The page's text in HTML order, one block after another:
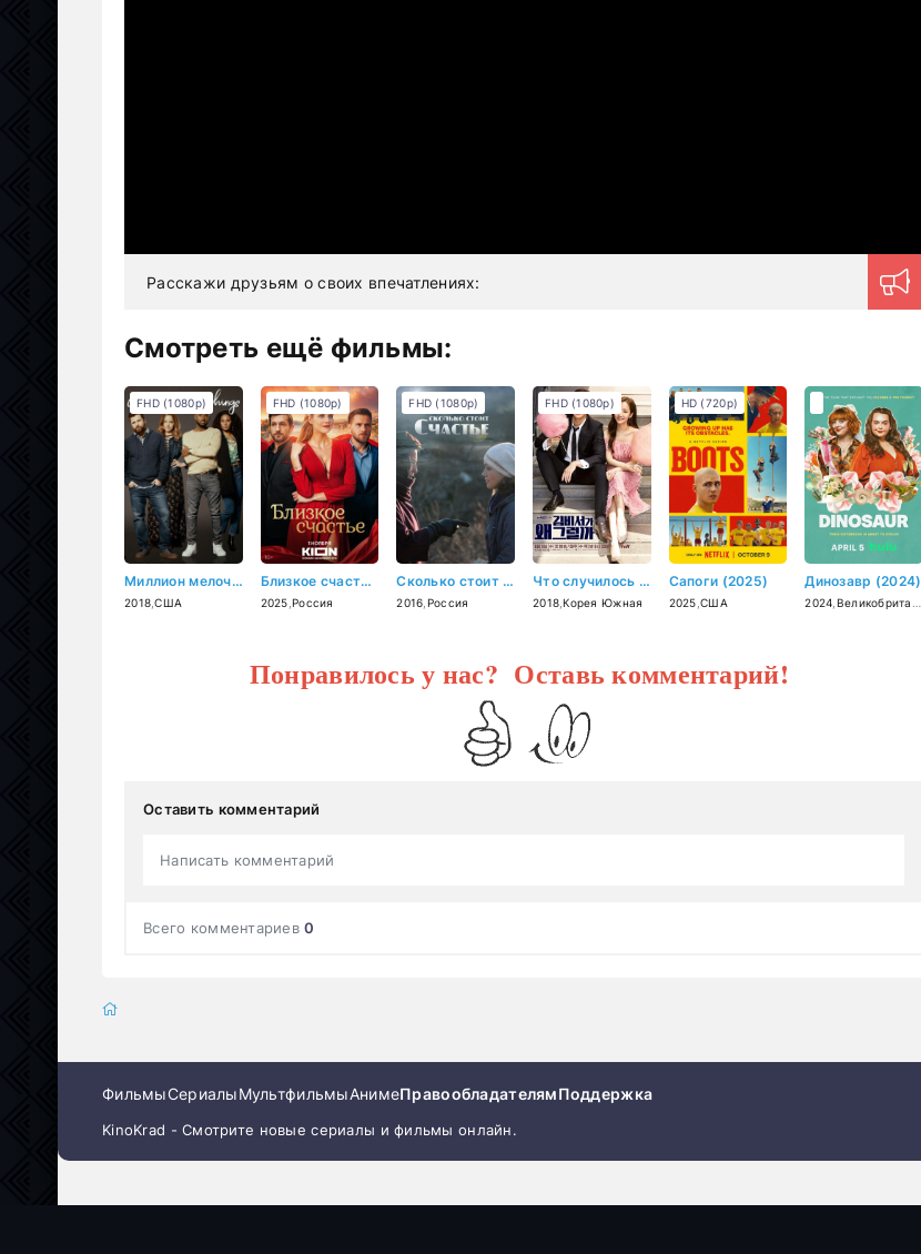
Расскажи друзьям о своих впечатлениях:
Смотреть ещё фильмы:
Миллион мелочей (2018)
2018 ,США
FHD (1080p)
Близкое счастье (2025)
2025 ,Россия
FHD (1080p)
Сколько стоит счастье (2016)
2016 Россия
FHD (1080p)
Что случилось с секретарём Ким? (2018)
2018 ,Корея Южная
FHD (1080p)
Сапоги (2025)
2025 ,США
HD (720p)
Динозавр (2024)
2024 Великобритания
Понравилось у нас? Оставь комментарий!
Оставить комментарий
Написать комментарий
Всего комментариев0
ФильмыСериалыМультфильмыАнимеПравообладателямПоддержка
KinoKrad - Смотрите новые сериалы и фильмы онлайн.